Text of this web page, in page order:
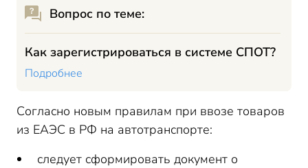
Вопрос по теме:
Как зарегистрироваться в системе СПОТ?
Подробнее
Согласно новым правилам при ввозе товаров
из ЕАЭС в РФ на автотранспорте:
следует сформировать документ о